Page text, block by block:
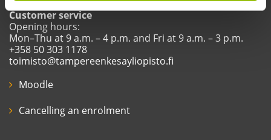
Customer service
Opening hours:
Mon–Thu at 9 a.m. – 4 p.m. and Fri at 9 a.m. – 3 p.m.
+358 50 303 1178
toimisto@tampereenkesayliopisto.fi
Moodle
Cancelling an enrolment